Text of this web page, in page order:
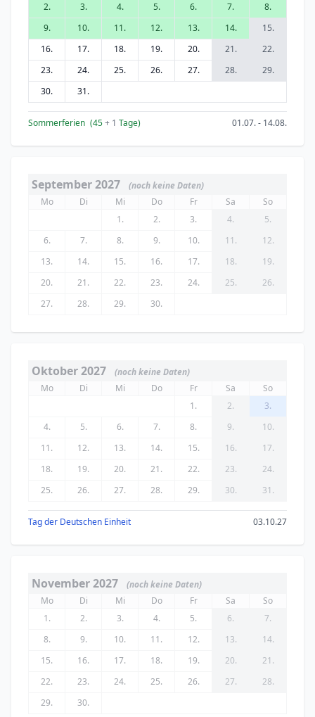
2.
3. 4. 5. 6. 7.
8.
9.
10. 11. 12. 13. 14.
15.
16.
17. 18. 19. 20. 21.
22.
23.
24. 25. 26. 27. 28.
29.
30.
31.
Sommerferien (45+ 1 Tage) 01.07. - 14.08.
September 2027
(noch keine Daten)
Mo
Di Mi Do Fr Sa
So
1.
2. 3. 4.
5.
6.
7. 8. 9. 10. 11.
12.
13.
14. 15. 16. 17. 18.
19.
20.
21. 22. 23. 24. 25.
26.
27.
28. 29. 30.
Oktober 2027
(noch keine Daten)
Mo
Di Mi Do Fr Sa
So
1.
2.
3.
4.
5. 6. 7. 8. 9.
10.
11.
12. 13. 14. 15. 16.
17.
18.
19. 20. 21. 22. 23.
24.
25.
26. 27. 28. 29. 30. 31.
Tag der Deutschen Einheit 03.10.27
November 2027
(noch keine Daten)
Mo
Di Mi Do Fr Sa
So
1.
2. 3. 4. 5. 6.
7.
8.
9. 10. 11. 12. 13.
14.
15.
16. 17. 18. 19. 20.
21.
22.
23. 24. 25. 26. 27.
28.
29.
30.